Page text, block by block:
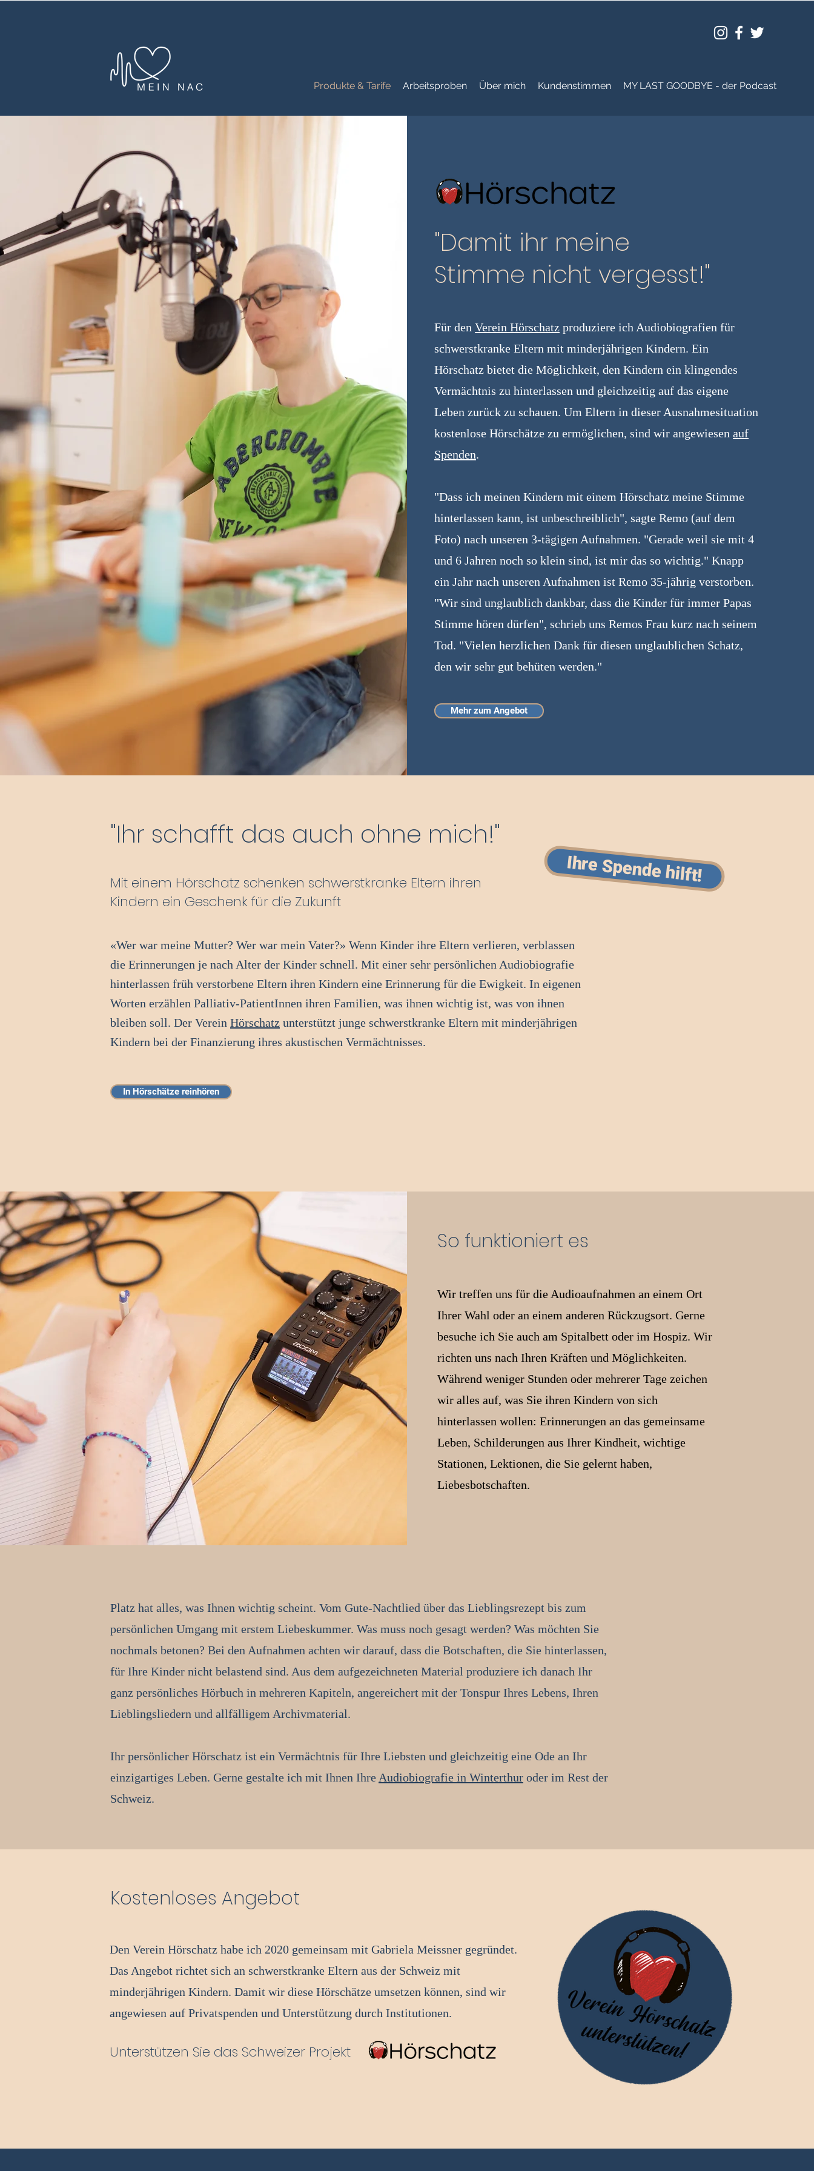
Produkte & Tarife Arbeitsproben Über mich Kundenstimmen MY LAST GOODBYE - der Podcast
"Damit ihr meine
Stimme nicht vergesst!"
Für den Verein Hörschatz produziere ich Audiobiografien für
schwerstkranke Eltern mit minderjährigen Kindern. Ein
Hörschatz bietet die Möglichkeit, den Kindern ein klingendes
Vermächtnis zu hinterlassen und gleichzeitig auf das eigene
Leben zurück zu schauen. Um Eltern in dieser Ausnahmesituation
kostenlose Hörschätze zu ermöglichen, sind wir angewiesen auf
Spenden.
"Dass ich meinen Kindern mit einem Hörschatz meine Stimme
hinterlassen kann, ist unbeschreiblich", sagte Remo (auf dem
Foto) nach unseren 3-tägigen Aufnahmen. "Gerade weil sie mit 4
und 6 Jahren noch so klein sind, ist mir das so wichtig." Knapp
ein Jahr nach unseren Aufnahmen ist Remo 35-jährig verstorben.
"Wir sind unglaublich dankbar, dass die Kinder für immer Papas
Stimme hören dürfen", schrieb uns Remos Frau kurz nach seinem
Tod. "Vielen herzlichen Dank für diesen unglaublichen Schatz,
den wir sehr gut behüten werden."
Mehr zum Angebot
"Ihr schafft das auch ohne mich!"
Mit einem Hörschatz schenken schwerstkranke Eltern ihren
Kindern ein Geschenk für die Zukunft
Ihre Spende hilft!
«Wer war meine Mutter? Wer war mein Vater?» Wenn Kinder ihre Eltern verlieren, verblassen
die Erinnerungen je nach Alter der Kinder schnell. Mit einer sehr persönlichen Audiobiografie
hinterlassen früh verstorbene Eltern ihren Kindern eine Erinnerung für die Ewigkeit. In eigenen
Worten erzählen Palliativ-PatientInnen ihren Familien, was ihnen wichtig ist, was von ihnen
bleiben soll. Der Verein Hörschatz unterstützt junge schwerstkranke Eltern mit minderjährigen
Kindern bei der Finanzierung ihres akustischen Vermächtnisses.
In Hörschätze reinhören
So funktioniert es
Wir treffen uns für die Audioaufnahmen an einem Ort
Ihrer Wahl oder an einem anderen Rückzugsort. Gerne
besuche ich Sie auch am Spitalbett oder im Hospiz. Wir
richten uns nach Ihren Kräften und Möglichkeiten.
Während weniger Stunden oder mehrerer Tage zeichen
wir alles auf, was Sie ihren Kindern von sich
hinterlassen wollen: Erinnerungen an das gemeinsame
Leben, Schilderungen aus Ihrer Kindheit, wichtige
Stationen, Lektionen, die Sie gelernt haben,
Liebesbotschaften.
Platz hat alles, was Ihnen wichtig scheint. Vom Gute-Nachtlied über das Lieblingsrezept bis zum
persönlichen Umgang mit erstem Liebeskummer. Was muss noch gesagt werden? Was möchten Sie
nochmals betonen? Bei den Aufnahmen achten wir darauf, dass die Botschaften, die Sie hinterlassen,
für Ihre Kinder nicht belastend sind. Aus dem aufgezeichneten Material produziere ich danach Ihr
ganz persönliches Hörbuch in mehreren Kapiteln, angereichert mit der Tonspur Ihres Lebens, Ihren
Lieblingsliedern und allfälligem Archivmaterial.
Ihr persönlicher Hörschatz ist ein Vermächtnis für Ihre Liebsten und gleichzeitig eine Ode an Ihr
einzigartiges Leben. Gerne gestalte ich mit Ihnen Ihre Audiobiografie in Winterthur oder im Rest der
Schweiz.
Kostenloses Angebot
Den Verein Hörschatz habe ich 2020 gemeinsam mit Gabriela Meissner gegründet.
Das Angebot richtet sich an schwerstkranke Eltern aus der Schweiz mit
minderjährigen Kindern. Damit wir diese Hörschätze umsetzen können, sind wir
angewiesen auf Privatspenden und Unterstützung durch Institutionen.
Unterstützen Sie das Schweizer Projekt